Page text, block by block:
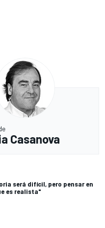
Casanova
será difícil, pero pensar en
es realista"